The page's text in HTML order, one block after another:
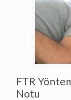
FTR
Notu